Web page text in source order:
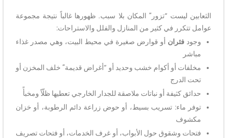
الثعابين ليست “تزور” المكان بلا سبب. ظهورها غالباً نتيجة مجموعة
عوامل تتكرر في كثير من المنازل والفلل والاستراحات:
وجودفئران أو قوارض صغيرة في محيط البيت، وهي مصدر غذاء
مباشر
مخلفات أو أكوام خشب وحديد أو “أغراض قديمة” خلف المخزن أو
تحت الدرج
حدائق كثيفة أو نباتات ملاصقة للجدار الخارجي تعطيها ظلّاً ومخبأً
توفر ماء: تسريب بسيط، أو حوض زراعة دائم الرطوبة، أو خزان
مكشوف
فتحات وشقوق حول الأبواب، أو غرف الخدمات، أو فتحات تصريف